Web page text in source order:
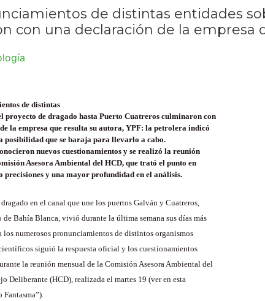
de distintas entidades
con una declaración de la empresa
de distintas
proyecto de dragado hasta Puerto Cuatreros culminaron con
la empresa que resulta su autora, YPF: la petrolera indicó
posibilidad que se baraja para llevarlo a cabo.
nuevos cuestionamientos y se realizó la reunión
Asesora Ambiental del HCD, que trató el punto en
precisiones y una mayor profundidad en el análisis.
en el canal que une los puertos Galván y Cuatreros,
Bahía Blanca, vivió durante la última semana sus días más
los numerosos pronunciamientos de distintos organismos
siguió la respuesta oficial y los cuestionamientos
la reunión mensual de la Comisión Asesora Ambiental del
Deliberante (HCD), realizada el martes 19 (ver en esta
Fantasma”).